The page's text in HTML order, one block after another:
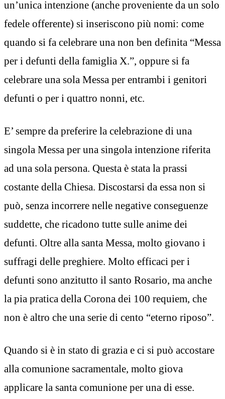
un’unica intenzione (anche proveniente da un solo
fedele offerente) si inseriscono più nomi: come
quando si fa celebrare una non ben definita “Messa
per i defunti della famiglia X.”, oppure si fa
celebrare una sola Messa per entrambi i genitori
defunti o per i quattro nonni, etc.
E’ sempre da preferire la celebrazione di una
singola Messa per una singola intenzione riferita
ad una sola persona. Questa è stata la prassi
costante della Chiesa. Discostarsi da essa non si
può, senza incorrere nelle negative conseguenze
suddette, che ricadono tutte sulle anime dei
defunti. Oltre alla santa Messa, molto giovano i
suffragi delle preghiere. Molto efficaci per i
defunti sono anzitutto il santo Rosario, ma anche
la pia pratica della Corona dei 100 requiem, che
non è altro che una serie di cento “eterno riposo”.
Quando si è in stato di grazia e ci si può accostare
alla comunione sacramentale, molto giova
applicare la santa comunione per una di esse.